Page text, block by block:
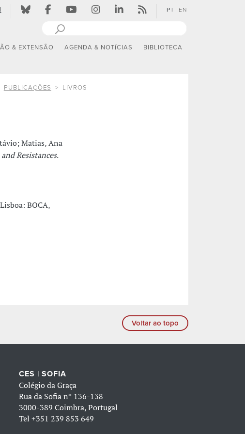
PT EN
& EXTENSÃO AGENDA & NOTÍCIAS BIBLIOTECA
PUBLICAÇÕES LIVROS
Matias, Ana
Resistances.
BOCA,
Voltar ao topo
CES | SOFIA
Colégio da Graça
Rua da Sofia nº 136-138
3000-389 Coimbra, Portugal
Tel +351 239 853 649